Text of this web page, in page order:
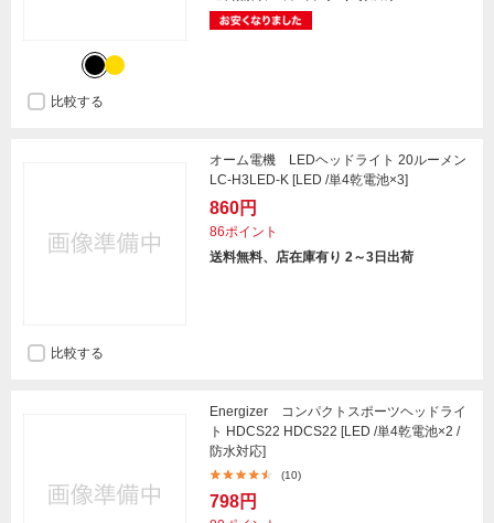
比較する
オーム電機 LEDヘッドライト 20ルーメン
LC-H3LED-K [LED /単4乾電池×3]
860円
86ポイント
送料無料、店在庫有り 2～3日出荷
比較する
Energizer コンパクトスポーツヘッドライ
ト HDCS22 HDCS22 [LED /単4乾電池×2 /
防水対応]
(10)
798円